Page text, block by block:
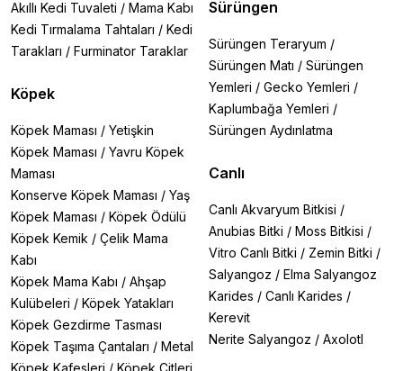
Akıllı Kedi Tuvaleti / Mama Kabı
Kedi Tırmalama Tahtaları / Kedi
Tarakları / Furminator Taraklar
Köpek
Köpek Maması / Yetişkin
Köpek Maması / Yavru Köpek
Maması
Konserve Köpek Maması / Yaş
Köpek Maması / Köpek Ödülü
Köpek Kemik / Çelik Mama
Kabı
Köpek Mama Kabı / Ahşap
Kulübeleri / Köpek Yatakları
Köpek Gezdirme Tasması
Köpek Taşıma Çantaları / Metal
Köpek Kafesleri / Köpek Çitleri
Sürüngen
Sürüngen Teraryum /
Sürüngen Matı / Sürüngen
Yemleri / Gecko Yemleri /
Kaplumbağa Yemleri /
Sürüngen Aydınlatma
Canlı
Canlı Akvaryum Bitkisi /
Anubias Bitki / Moss Bitkisi /
Vitro Canlı Bitki / Zemin Bitki /
Salyangoz / Elma Salyangoz
Karides / Canlı Karides /
Kerevit
Nerite Salyangoz / Axolotl